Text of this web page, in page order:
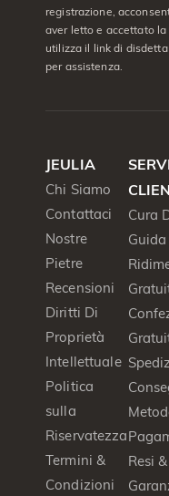
registrazione,
aver letto e accettato la
utilizza il link di
per assistenza.
JEULIA
Chi Siamo
Contattaci
Nostre
Pietre
Recensioni
Diritti Di
Proprietà
Intellettuale
Politica
sulla
Riservatezza
Termini &
Condizioni
Cura
Resi